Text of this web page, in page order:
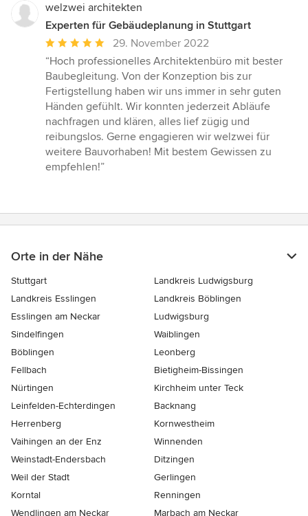
welzwei architekten
Experten für Gebäudeplanung in Stuttgart
Durchschnittliche
Bewertung:
5
von
5
Sternen
29. November 2022
“Hoch professionelles Architektenbüro mit bester
Baubegleitung. Von der Konzeption bis zur
Fertigstellung haben wir uns immer in sehr guten
Händen gefühlt. Wir konnten jederzeit Abläufe
nachfragen und klären, alles lief zügig und
reibungslos. Gerne engagieren wir welzwei für
weitere Bauvorhaben! Mit bestem Gewissen zu
empfehlen!”
Orte in der Nähe
Stuttgart
Landkreis Ludwigsburg
Landkreis Esslingen
Landkreis Böblingen
Esslingen am Neckar
Ludwigsburg
Sindelfingen
Waiblingen
Böblingen
Leonberg
Fellbach
Bietigheim-Bissingen
Nürtingen
Kirchheim unter Teck
Leinfelden-Echterdingen
Backnang
Herrenberg
Kornwestheim
Vaihingen an der Enz
Winnenden
Weinstadt-Endersbach
Ditzingen
Weil der Stadt
Gerlingen
Korntal
Renningen
Wendlingen am Neckar
Marbach am Neckar